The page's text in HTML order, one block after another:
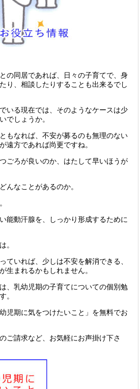
の同居であれば、日々の子育てで、身
り、相談したりすることも出来るでし
いる現在では、そのようなケースは少
でしょうか。
もなれば、不安が募るのも無理のない
遠方であれば尚更ですね。
ごろが良いのか、はたして早いほうが
んなことがあるのか。
能動汗腺を、しっかり形成するために
。
ていれば、少しは不安を解消できる、
生まれるかもしれません。
、乳幼児期の子育てについての個別勉
。
児期に気をつけたいこと」を無料でお
ご請求など、お気軽にお声掛け下さ